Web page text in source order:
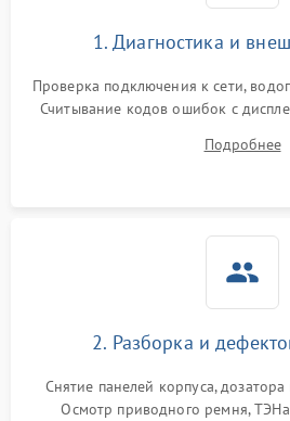
1. Диагностика и
Проверка подключения к сети,
Считывание кодов ошибок с
выявления посторонних шумов,
электронного модуля
Подробнее
2. Разборка и
Снятие панелей корпуса,
Осмотр приводного ремня,